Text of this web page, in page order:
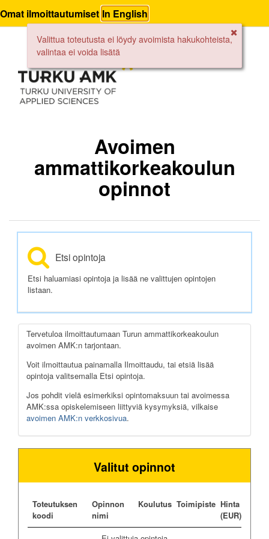
Omat ilmoittautumiset In English
Avoimen
ammattikorkeakoulun
opinnot
Etsi opintoja
Etsi haluamiasi opintoja ja lisää ne valittujen opintojen
listaan.
Tervetuloa ilmoittautumaan Turun ammattikorkeakoulun
avoimen AMK:n tarjontaan.
Voit ilmoittautua painamalla Ilmoittaudu, tai etsiä lisää
opintoja valitsemalla Etsi opintoja.
Jos pohdit vielä esimerkiksi opintomaksuun tai avoimessa
AMK:ssa opiskelemiseen liittyviä kysymyksiä, vilkaise
avoimen AMK:n verkkosivua.
Valitut opinnot
Toteutuksen
koodi
Opinnon
nimi
Koulutus Toimipiste Hinta
(EUR)
Valittua toteutusta ei löydy avoimista hakukohteista,
valintaa ei voida lisätä